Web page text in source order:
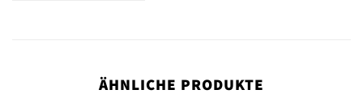
ÄHNLICHE PRODUKTE